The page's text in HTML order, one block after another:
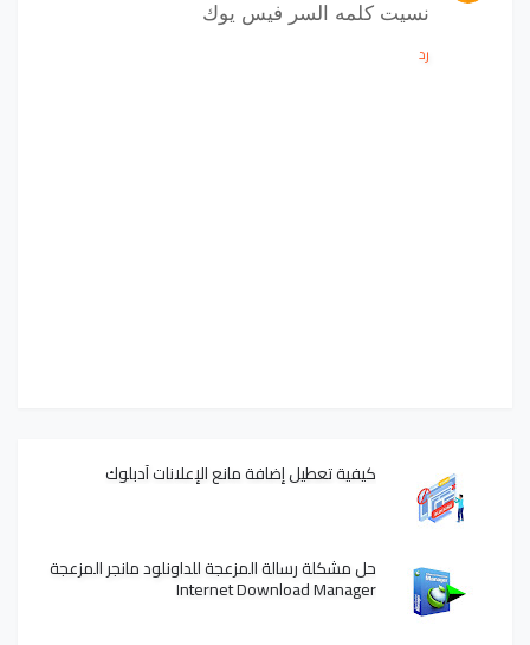
نسيت كلمه السر فيس يوك
رد
كيفية تعطيل إضافة مانع الإعلانات آدبلوك
حل مشكلة رسالة المزعجة للداونلود مانجر المزعجة
Internet Download Manager